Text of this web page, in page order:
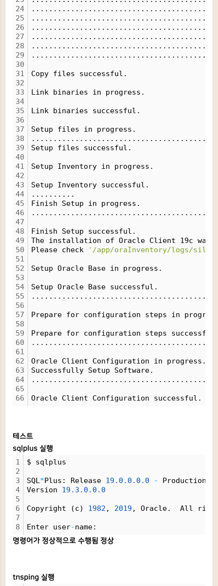
24
25
26
27
28
29
30
31
32
33
34
35
36
37
38
39
40
41
42
43
44
45
46
47
48
49
50
51
52
53
54
55
56
57
58
59
60
61
62
63
64
65
66
Copy files successful.
Link binaries in progress.
Link binaries successful.
Setup files in progress.
........................................
Setup files successful.
Setup Inventory in progress.
Setup Inventory successful.
..........
Finish Setup in progress.
Finish Setup successful.
The installation of Oracle Client 19c was
Please check
'/app/oraInventory/logs/
Setup Oracle Base in progress.
Setup Oracle Base successful.
Prepare for configuration steps in
Prepare for configuration steps
Oracle Client Configuration in progress.
Successfully Setup Software.
Oracle Client Configuration successful.
테스트
sqlplus 실행
1
2
3
4
5
6
7
8
$ sqlplus
SQL*Plus: Release 19. 0. 0. 0. 0 - Production
Version 19. 3. 0. 0. 0
Copyright (c) 1982 , 2019 , Oracle.  All
Enter user-name:
명령어가 정상적으로 수행됨 정상
tnsping 실행